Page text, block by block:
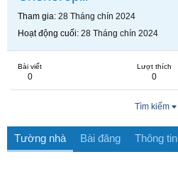
Tham gia 28 Tháng chín 2024
Hoạt động cuối 28 Tháng chín 2024
Bài viết
0
Lượt thích
0
Tìm kiếm
Tường nhà Bài đăng Thông tin